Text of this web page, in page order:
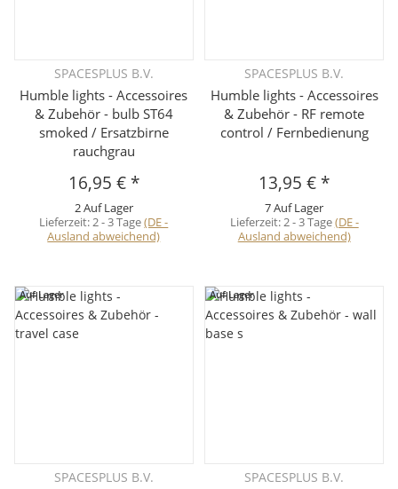
SPACESPLUS B.V.
Humble lights - Accessoires
& Zubehör - bulb ST64
smoked / Ersatzbirne
rauchgrau
16,95 € *
2 Auf Lager
Lieferzeit:2 - 3 Tage(DE -
Ausland abweichend)
SPACESPLUS B.V.
Humble lights - Accessoires
& Zubehör - RF remote
control / Fernbedienung
13,95 € *
7 Auf Lager
Lieferzeit:2 - 3 Tage(DE -
Ausland abweichend)
Auf Lager
SPACESPLUS B.V.
Auf Lager
SPACESPLUS B.V.